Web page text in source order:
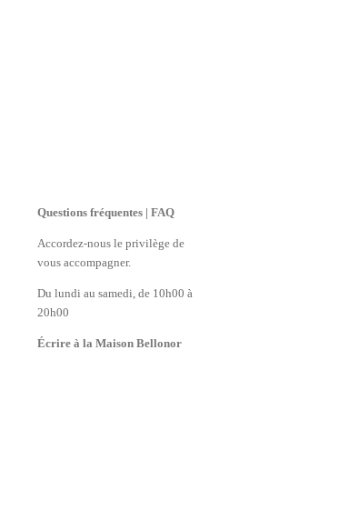
Questions fréquentes | FAQ
Accordez-nous le privilège de
vous accompagner.
Du lundi au samedi, de 10h00 à
20h00
Écrire à la Maison Bellonor